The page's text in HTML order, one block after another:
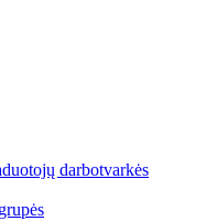
darbotvarkės